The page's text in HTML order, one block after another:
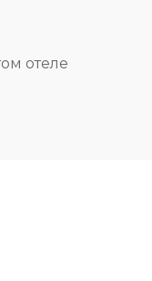
прачечная и
услуги. В
отеле